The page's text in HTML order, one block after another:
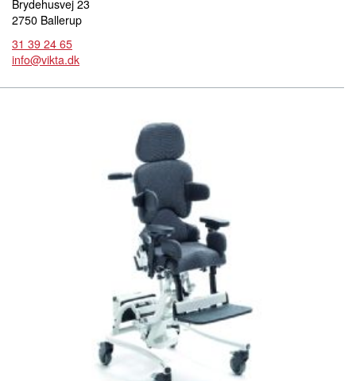
Brydehusvej 23
2750 Ballerup
31 39 24 65
info@vikta.dk